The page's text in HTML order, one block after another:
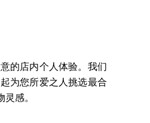
的店内个人体验。我们
为您所爱之人挑选最合
感。